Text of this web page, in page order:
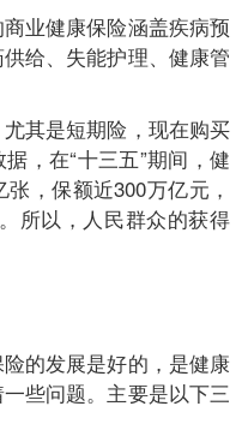
业健康保险涵盖疾病预
给、失能护理、健康管
其是短期险，现在购买
，在“十三五”期间，健
，保额近300万亿元，
所以，人民群众的获得
的发展是好的，是健康
些问题。主要是以下三